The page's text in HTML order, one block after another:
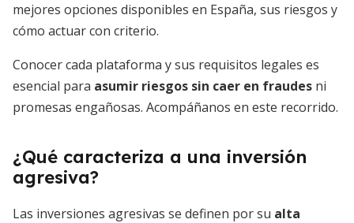
mejores opciones disponibles en España, sus riesgos y
cómo actuar con criterio.
Conocer cada plataforma y sus requisitos legales es
esencial para asumir riesgos sin caer en fraudes ni
promesas engañosas. Acompáñanos en este recorrido.
¿Qué caracteriza a una inversión
agresiva?
Las inversiones agresivas se definen por su alta